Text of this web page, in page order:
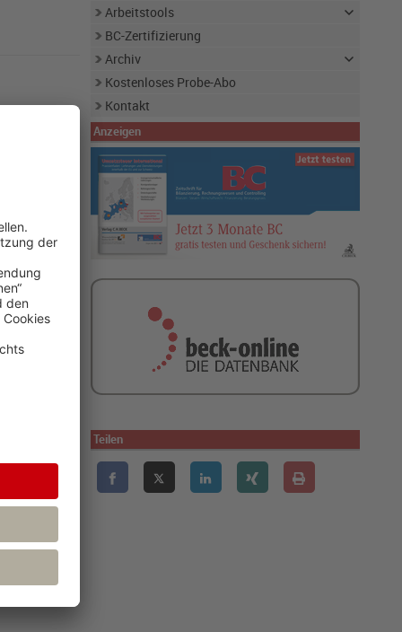
The
werden
Arbeitstools
BC-Zertifizierung
Archiv
Kostenloses Probe-Abo
Kontakt
Anzeigen
Teilen